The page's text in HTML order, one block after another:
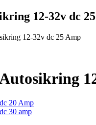
12-32v dc
12-32v dc 25 Amp
20 Amp
30 amp